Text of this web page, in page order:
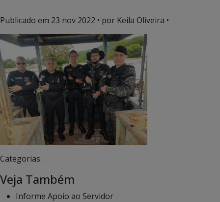
Publicado em 23 nov 2022 • por Keila Oliveira •
Categorias :
Veja Também
Informe Apoio ao Servidor